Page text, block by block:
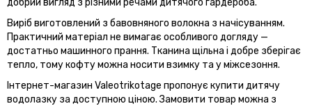
Виріб виготовлений з бавовняного волокна з начісуванням.
Практичний матеріал не вимагає особливого догляду —
достатньо машинного прання. Тканина щільна і добре зберігає
тепло, тому кофту можна носити взимку та у міжсезоння.
Інтернет-магазин Valeotrikotage пропонує купити дитячу
водолазку за доступною ціною. Замовити товар можна з